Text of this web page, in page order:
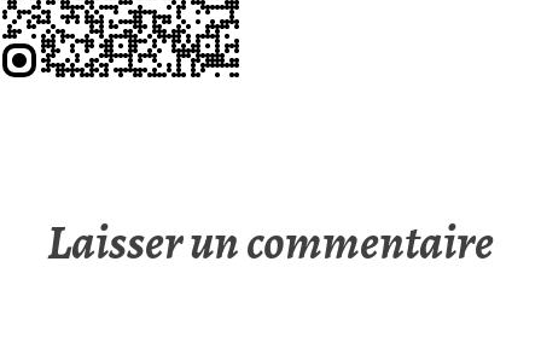
Laisser un commentaire